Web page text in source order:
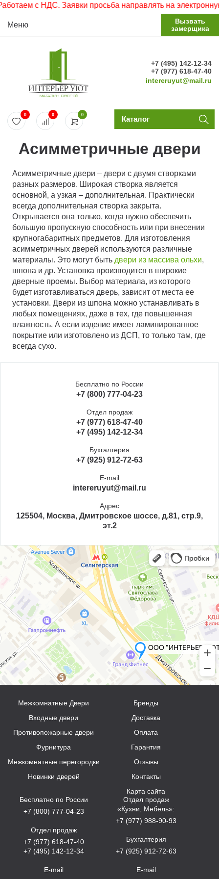
с НДС. Заявки просьба направлять на электронную
Меню
Вызвать
замерщика
+7 (495) 142-12-34
+7 (977) 618-47-40
intereruyut@mail.ru
0
0 0 Каталог
Асимметричные двери
Асимметричные двери – двери с двумя створками
разных размеров. Широкая створка является
основной, а узкая – дополнительная. Практически
всегда дополнительная створка закрыта.
Открывается она только, когда нужно обеспечить
большую пропускную способность или при внесении
крупногабаритных предметов. Для изготовления
асимметричных дверей используются различные
материалы. Это могут быть двери из массива ольхи,
шпона и др. Установка производится в широкие
дверные проемы. Выбор материала, из которого
будет изготавливаться дверь, зависит от места ее
установки. Двери из шпона можно устанавливать в
любых помещениях, даже в тех, где повышенная
влажность. А если изделие имеет ламинированное
покрытие или изготовлено из ДСП, то только там, где
всегда сухо.
Бесплатно по России
+7 (800) 777-04-23
Отдел продаж
+7 (977) 618-47-40
+7 (495) 142-12-34
Бухгалтерия
+7 (925) 912-72-63
E-mail
intereruyut@mail.ru
Адрес
125504, Москва, Дмитровское шоссе, д.81, стр.9,
эт.2
Межкомнатные Двери
Входные двери
Противопожарные двери
Фурнитура
Межкомнатные перегородки
Новинки дверей
Бренды
Доставка
Оплата
Гарантия
Отзывы
Контакты
Карта сайта
Бесплатно по России
+7 (800) 777-04-23
Отдел продаж
+7 (977) 618-47-40
+7 (495) 142-12-34
E-mail
Отдел продаж
«Кухни, Мебель»:
+7 (977) 988-90-93
Бухгалтерия
+7 (925) 912-72-63
E-mail